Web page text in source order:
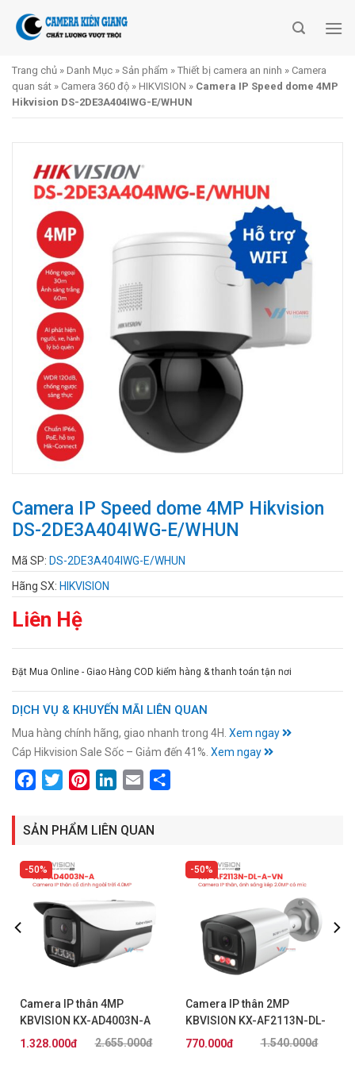
Trang chủ » Danh Mục » Sản phẩm » Thiết bị camera an ninh » Camera
quan sát » Camera 360 độ » HIKVISION » Camera IP Speed dome 4MP
Hikvision DS-2DE3A404IWG-E/WHUN
Camera IP Speed dome 4MP Hikvision
DS-2DE3A404IWG-E/WHUN
Mã SP: DS-2DE3A404IWG-E/WHUN
Hãng SX: HIKVISION
Liên Hệ
Đặt Mua Online - Giao Hàng COD kiểm hàng & thanh toán tận nơi
DỊCH VỤ & KHUYẾN MÃI LIÊN QUAN
Mua hàng chính hãng, giao nhanh trong 4H. Xem ngay
Cáp Hikvision Sale Sốc – Giảm đến 41%. Xem ngay
FacebookTwitterPinterestLinkedIn
Email
SẢN PHẨM LIÊN QUAN
50%
Camera IP thân 4MP
KBVISION KX-AD4003N-A
2.655.000đ
1.328.000đ
50%
Camera IP thân 2MP
KBVISION KX-AF2113N-DL-
A-VN
1.540.000đ
770.000đ